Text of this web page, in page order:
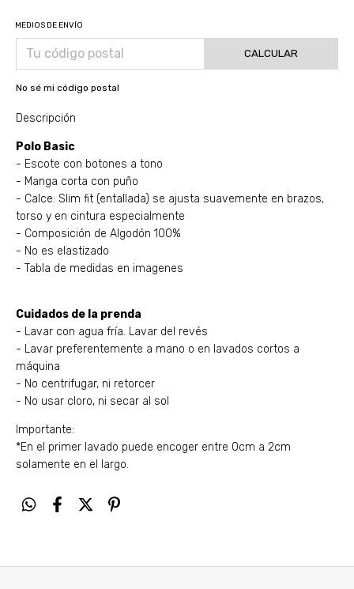
MEDIOS DE ENVÍO
CALCULAR
No sé mi código postal
Descripción
Polo Basic
- Escote con botones a tono
- Manga corta con puño
- Calce: Slim fit (entallada) se ajusta suavemente en brazos,
torso y en cintura especialmente
- Composición de Algodón 100%
- No es elastizado
- Tabla de medidas en imagenes
Cuidados de la prenda
- Lavar con agua fría. Lavar del revés
- Lavar preferentemente a mano o en lavados cortos a
máquina
- No centrifugar, ni retorcer
- No usar cloro, ni secar al sol
Importante:
*En el primer lavado puede encoger entre 0cm a 2cm
solamente en el largo.